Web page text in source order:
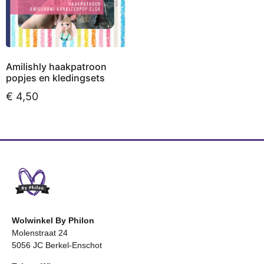
Amilishly haakpatroon
popjes en kledingsets
€ 4,50
Wolwinkel By Philon
Molenstraat 24
5056 JC Berkel-Enschot